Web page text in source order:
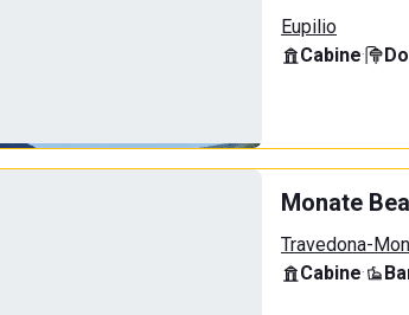
Eupilio
Cabine·
Monate
Travedona-
Cabine·